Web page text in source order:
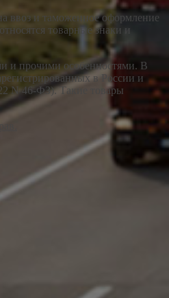
ввоз и таможенное оформление
товарные знаки и
и прочими особенностями. В
в России и
N 46-ФЗ). Такие товары